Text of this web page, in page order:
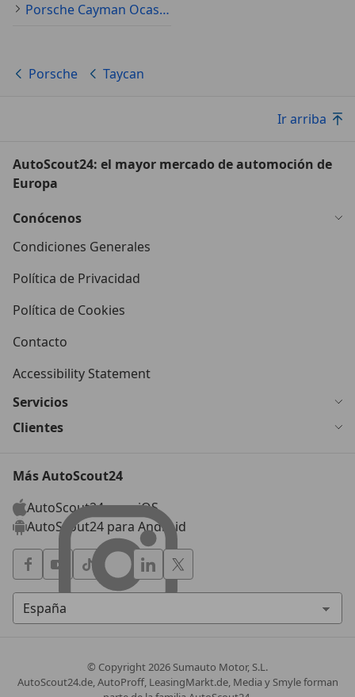
Porsche Cayman Ocasión
Porsche Taycan
Ir arriba
AutoScout24: el mayor mercado de automoción de
Europa
Conócenos
Condiciones Generales
Política de Privacidad
Política de Cookies
Contacto
Accessibility Statement
Servicios
Clientes
Más AutoScout24
AutoScout24 para iOS
AutoScout24 para Android
© Copyright2026 Sumauto Motor, S.L.
AutoScout24.de, AutoProff, LeasingMarkt.de, Media y Smyle forman